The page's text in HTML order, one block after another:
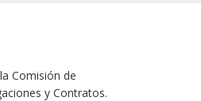
Comisión de
y Contratos.